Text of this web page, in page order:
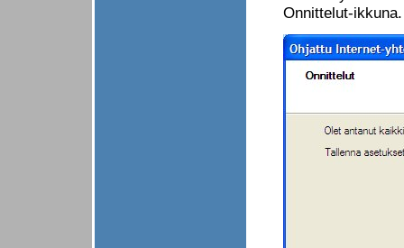
Onnittelut-